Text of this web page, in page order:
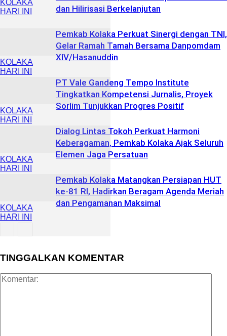
KOLAKA
HARI INI
KOLAKA
HARI INI
dan Hilirisasi Berkelanjutan
KOLAKA
HARI INI
Pemkab Kolaka Perkuat Sinergi dengan TNI,
Gelar Ramah Tamah Bersama Danpomdam
XIV/Hasanuddin
KOLAKA
HARI INI
PT Vale Gandeng Tempo Institute
Tingkatkan Kompetensi Jurnalis, Proyek
Sorlim Tunjukkan Progres Positif
KOLAKA
HARI INI
Dialog Lintas Tokoh Perkuat Harmoni
Keberagaman, Pemkab Kolaka Ajak Seluruh
Elemen Jaga Persatuan
KOLAKA
Pemkab Kolaka Matangkan Persiapan HUT
ke-81 RI, Hadirkan Beragam Agenda Meriah
dan Pengamanan Maksimal
TINGGALKAN KOMENTAR